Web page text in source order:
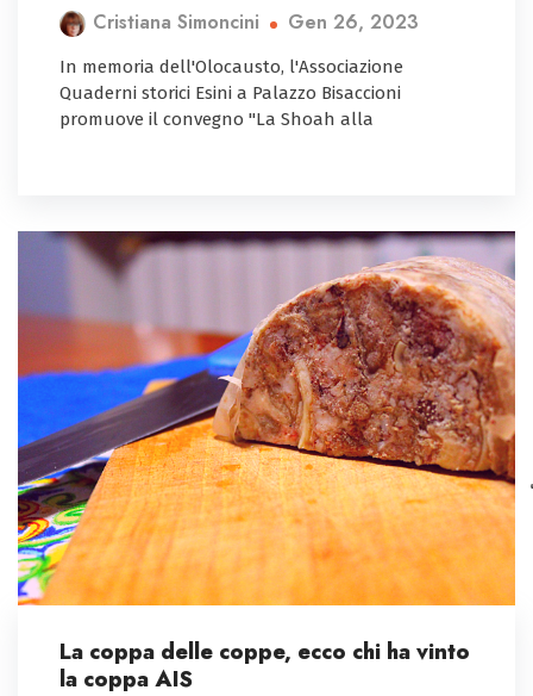
Cristiana Simoncini Gen 26, 2023
In memoria dell'Olocausto, l'Associazione
Quaderni storici Esini a Palazzo Bisaccioni
promuove il convegno "La Shoah alla
La coppa delle coppe, ecco chi ha vinto
la coppa AIS